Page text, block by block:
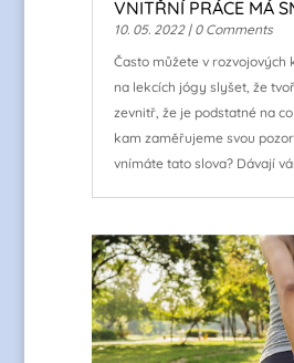
VNITŘNÍ PRÁCE MÁ
10. 05. 2022| 0 Comments
Často můžete v rozvojových
na lekcích jógy slyšet, že
zevnitř, že je podstatné na
kam zaměřujeme svou
vnímáte tato slova? Dávají